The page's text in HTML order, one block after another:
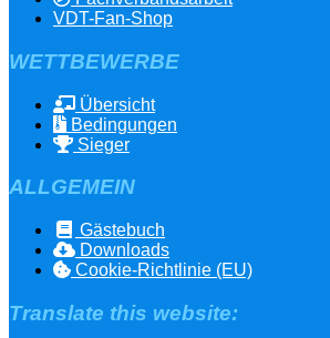
VDT-Fan-Shop
WETTBEWERBE
Übersicht
Bedingungen
Sieger
ALLGEMEIN
Gästebuch
Downloads
Cookie-Richtlinie (EU)
Translate this website: